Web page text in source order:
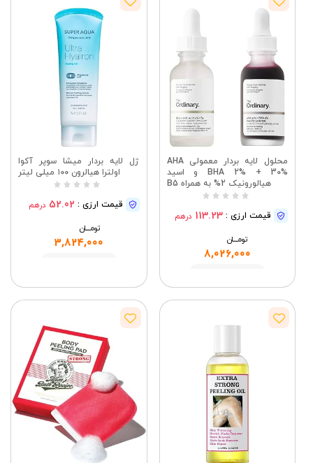
محلول لایه بردار معمولی AHA
30% + BHA 2% و اسید
هیالورونیک 2% به همراه B5
قیمت ارزی : 113.23 درهم
تومــــــان
8,026,000
ژل لایه بردار میشا سوپر آکوا
اولترا هیالرون ۱۰۰ میلی لیتر
قیمت ارزی : 52.02 درهم
تومــــــان
3,824,000